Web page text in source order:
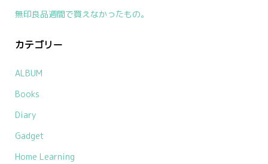
無印良品週間で買えなかったもの。
カテゴリー
ALBUM
Books
Diary
Gadget
Home Learning